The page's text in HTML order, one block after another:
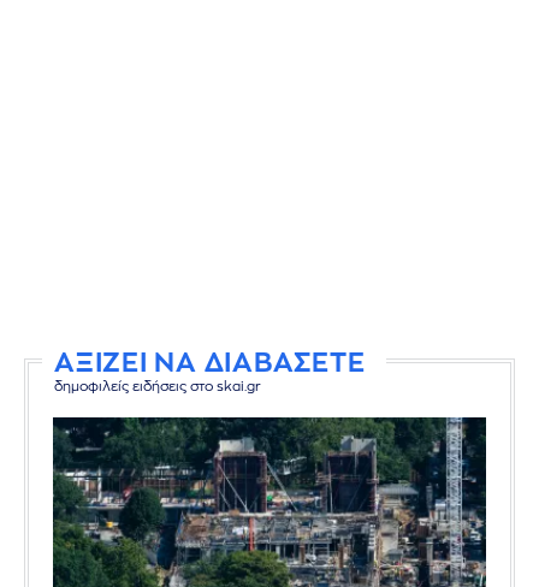
ΑΞΙΖΕΙ ΝΑ ΔΙΑΒΑΣΕΤΕ
δημοφιλείς ειδήσεις στο skai.gr